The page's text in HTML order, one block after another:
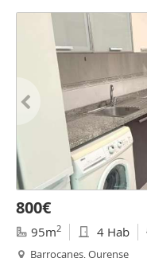
800€
95m2 4 Hab
Barrocanes, Ourense